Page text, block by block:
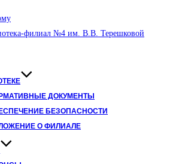
ДОКУМЕНТЫ
БЕЗОПАСНОСТИ
О ФИЛИАЛЕ